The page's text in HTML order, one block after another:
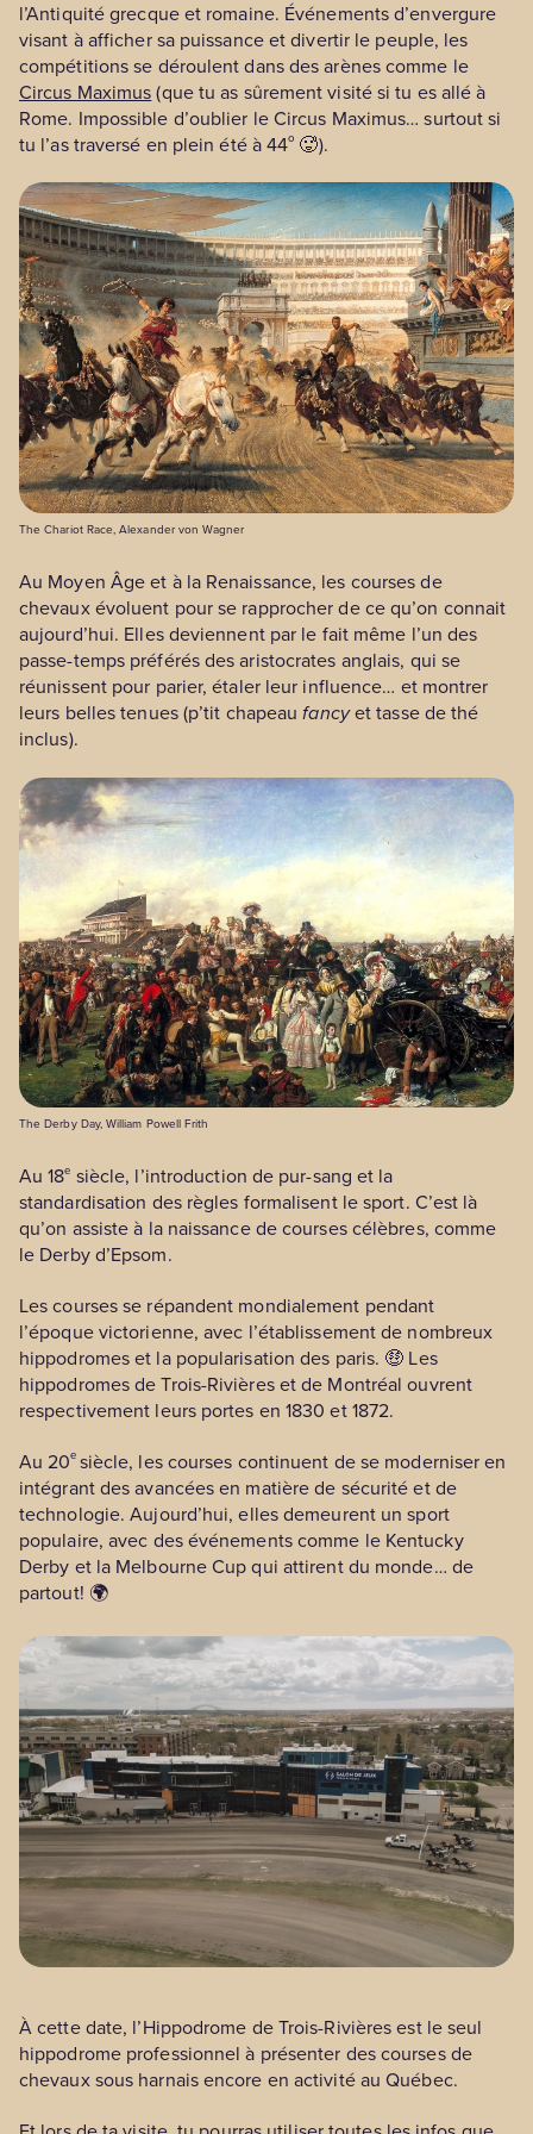
l’Antiquité grecque et romaine. Événements d’envergure
visant à afficher sa puissance et divertir le peuple, les
compétitions se déroulent dans des arènes comme le
Circus Maximus(que tu as sûrement visité si tu es allé à
Rome. Impossible d’oublier le Circus Maximus… surtout si
tu l’as traversé en plein été à 44o 🥵).
The Chariot Race, Alexander von Wagner
Au Moyen Âge et à la Renaissance, les courses de
chevaux évoluent pour se rapprocher de ce qu’on connait
aujourd’hui. Elles deviennent par le fait même l’un des
passe-temps préférés des aristocrates anglais, qui se
réunissent pour parier, étaler leur influence… et montrer
leurs belles tenues (p’tit chapeaufancyet tasse de thé
inclus).
The Derby Day, William Powell Frith
Au 18e siècle, l’introduction de pur-sang et la
standardisation des règles formalisent le sport. C’est là
qu’on assiste à la naissance de courses célèbres, comme
le Derby d’Epsom.
Les courses se répandent mondialement pendant
l’époque victorienne, avec l’établissement de nombreux
hippodromes et la popularisation des paris. 🤑 Les
hippodromes de Trois-Rivières et de Montréal ouvrent
respectivement leurs portes en 1830 et 1872.
Au 20e siècle, les courses continuent de se moderniser en
intégrant des avancées en matière de sécurité et de
technologie. Aujourd’hui, elles demeurent un sport
populaire, avec des événements comme le Kentucky
Derby et la Melbourne Cup qui attirent du monde… de
partout! 🌍
À cette date, l’Hippodrome de Trois-Rivières est le seul
hippodrome professionnel à présenter des courses de
chevaux sous harnais encore en activité au Québec.